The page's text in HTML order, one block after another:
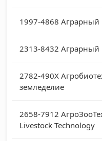
1997-4868 Аграрный
2313-8432 Аграрный
2782-490X
земледелие
2658-7912
Livestock Technology